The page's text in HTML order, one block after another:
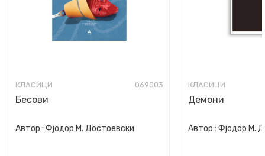
КЛАСИЦИ 069003
Бесови
Автор : Фјодор М. Достоевски
КЛАСИЦИ
Демони
Автор : Фјодор М.